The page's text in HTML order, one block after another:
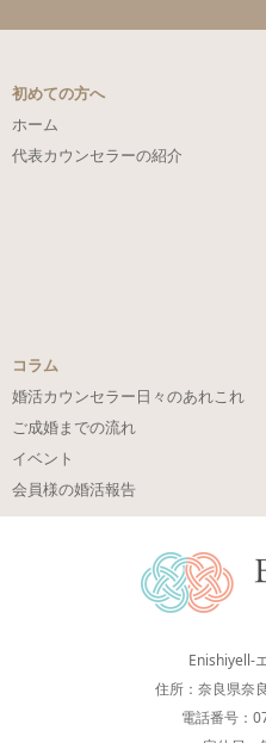
初めての方へ
ホーム
代表カウンセラーの紹介
コラム
婚活カウンセラー日々のあれこれ
ご成婚までの流れ
イベント
会員様の婚活報告
Enishiyell-
住所：奈良県奈
電話番号：